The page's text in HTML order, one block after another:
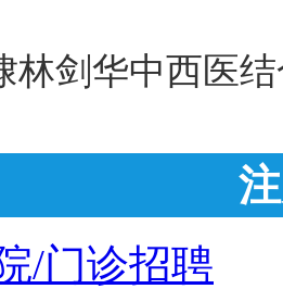
林剑华中西医
/门诊招聘